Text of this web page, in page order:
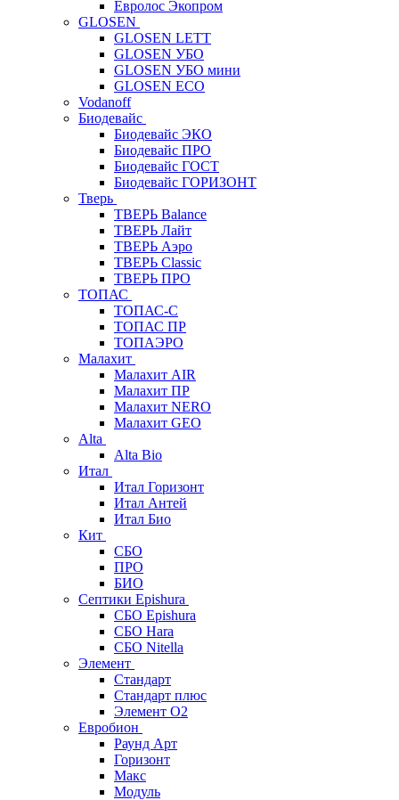
Евролос Экопром
GLOSEN
GLOSEN LETT
GLOSEN УБО
GLOSEN УБО мини
GLOSEN ECO
Vodanoff
Биодевайс
Биодевайс ЭКО
Биодевайс ПРО
Биодевайс ГОСТ
Биодевайс ГОРИЗОНТ
Тверь
ТВЕРЬ Balance
ТВЕРЬ Лайт
ТВЕРЬ Аэро
ТВЕРЬ Classic
ТВЕРЬ ПРО
ТОПАС
ТОПАС-С
ТОПАС ПР
ТОПАЭРО
Малахит
Малахит AIR
Малахит ПР
Малахит NERO
Малахит GEO
Alta
Alta Bio
Итал
Итал Горизонт
Итал Антей
Итал Био
Кит
СБО
ПРО
БИО
Септики Epishura
СБО Epishura
СБО Hara
СБО Nitella
Элемент
Стандарт
Стандарт плюс
Элемент О2
Евробион
Раунд Арт
Горизонт
Макс
Модуль